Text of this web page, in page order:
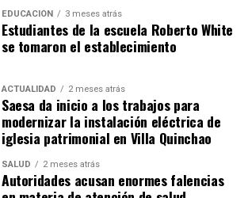
EDUCACIÓN 3 meses atrás
Estudiantes de la escuela Roberto White
se tomaron el establecimiento
ACTUALIDAD 2 meses atrás
Saesa da inicio a los trabajos para
modernizar la instalación eléctrica de
iglesia patrimonial en Villa Quinchao
SALUD 2 meses atrás
Autoridades acusan enormes falencias